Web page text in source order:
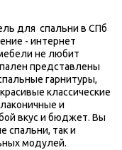
для  спальни в СПб
- интернет
не любит
представлены
гарнитуры,
классические
и
вкус и бюджет. Вы
спальни, так и
модулей.